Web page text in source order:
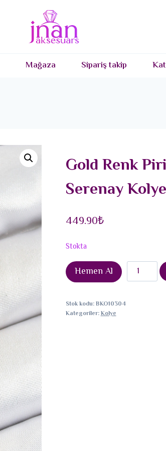
Mağaza Sipariş takip
Gold Renk
Serenay
449.90₺
Stokta
Hemen Al
Gold
Renk
Stok kodu:BKO10304
Kategoriler:Kolye